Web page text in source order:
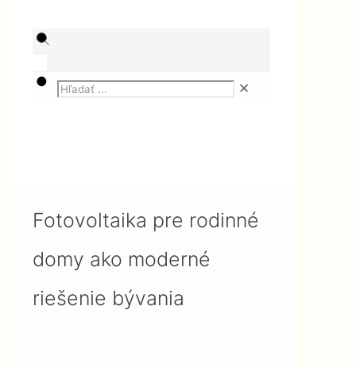
✕
Fotovoltaika pre rodinné
domy ako moderné
riešenie bývania